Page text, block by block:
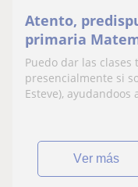
Atento,
primaria
Puedo dar las
presencialmente si
Esteve), ayudandoos
ver más